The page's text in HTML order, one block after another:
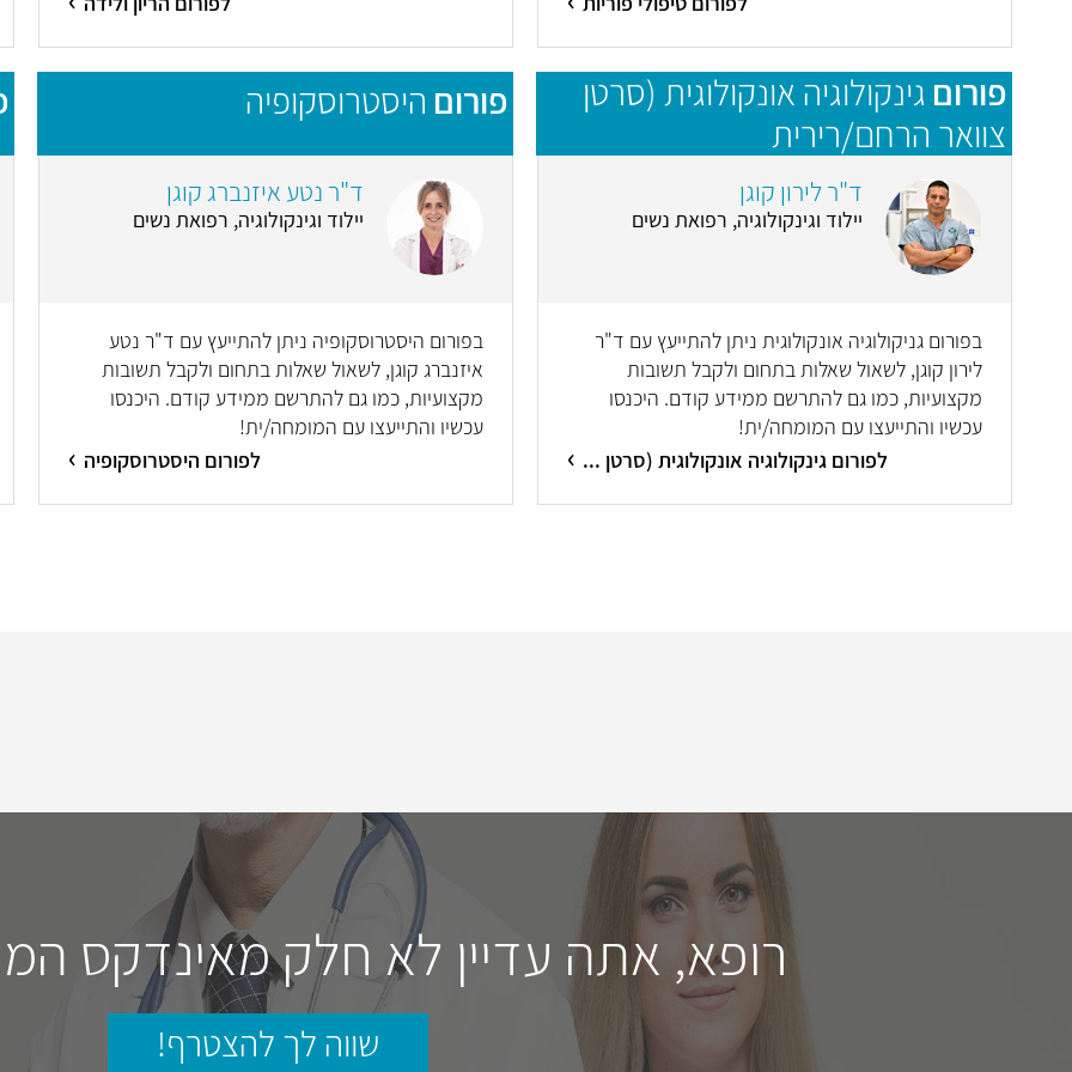
פורום גינקולוגיה אונקולוגית (סרטן
צוואר הרחם/רירית
הרחם/שחלות/סרטן העריה)
ד"ר לירון קוגן
יילוד וגינקולוגיה, רפואת נשים
בפורום גניקולוגיה אונקולוגית ניתן להתייעץ עם ד"ר
לירון קוגן, לשאול שאלות בתחום ולקבל תשובות
מקצועיות, כמו גם להתרשם ממידע קודם. היכנסו
עכשיו והתייעצו עם המומחה/ית!
לפורום גינקולוגיה אונקולוגית (סרטן ...
פורום היסטרוסקופיה
ד"ר נטע איזנברג קוגן
יילוד וגינקולוגיה, רפואת נשים
בפורום היסטרוסקופיה ניתן להתייעץ עם ד"ר נטע
איזנברג קוגן, לשאול שאלות בתחום ולקבל תשובות
מקצועיות, כמו גם להתרשם ממידע קודם. היכנסו
עכשיו והתייעצו עם המומחה/ית!
לפורום היסטרוסקופיה
רופא, אתה עדיין לא חלק מאינדקס
שווה לך להצטרף!